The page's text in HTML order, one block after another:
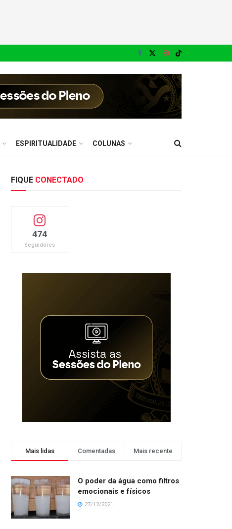
ESPIRITUALIDADE COLUNAS
FIQUE CONECTADO
474
Seguidores
Mais lidas Comentadas Mais recente
O poder da água como filtros
emocionais e físicos
27/12/2021